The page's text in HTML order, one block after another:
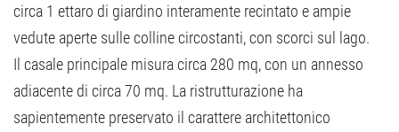
circa 1 ettaro di giardino interamente recintato e ampie
vedute aperte sulle colline circostanti, con scorci sul lago.
Il casale principale misura circa 280 mq, con un annesso
adiacente di circa 70 mq. La ristrutturazione ha
sapientemente preservato il carattere architettonico